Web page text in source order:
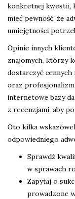
konkretnej kwestii,
mieć pewność, że
umiejętności
Opinie innych
znajomych, którzy
dostarczyć
oraz
internetowe bazy
z recenzjami, aby
Oto kilka
odpowiedniego
Sprawdź
w sprawach
Zapytaj o
prowadzone